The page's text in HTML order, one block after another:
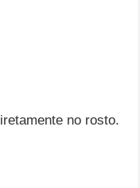
no rosto.